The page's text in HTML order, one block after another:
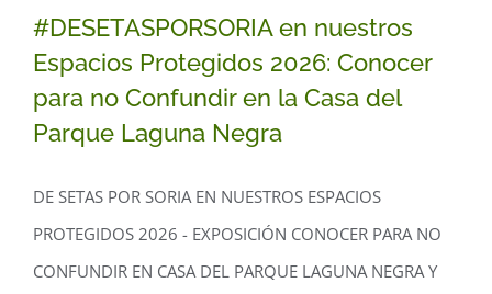
Espacios Protegidos 2026: Conocer
#DESETASPORSORIA en nuestros
Espacios Protegidos 2026: Conocer
para no Confundir en la Casa del
Parque Laguna Negra
DE SETAS POR SORIA EN NUESTROS ESPACIOS
PROTEGIDOS 2026 - EXPOSICIÓN CONOCER PARA NO
CONFUNDIR EN CASA DEL PARQUE LAGUNA NEGRA Y